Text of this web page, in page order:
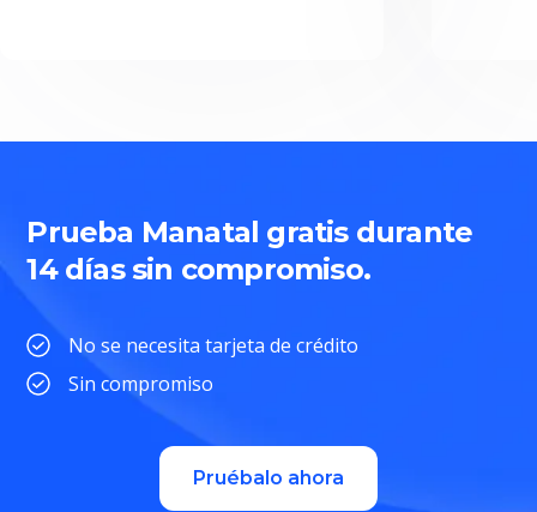
Prueba Manatal gratis durante
14 días sin compromiso.
No se necesita tarjeta de crédito
Sin compromiso
Pruébalo ahora